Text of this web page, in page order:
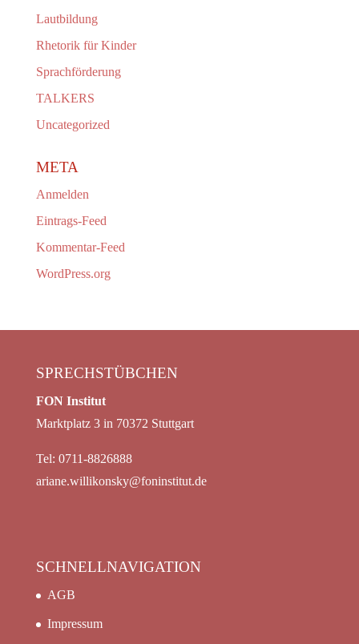
Lautbildung
Rhetorik für Kinder
Sprachförderung
TALKERS
Uncategorized
META
Anmelden
Eintrags-Feed
Kommentar-Feed
WordPress.org
SPRECHSTÜBCHEN
FON Institut
Marktplatz 3 in 70372 Stuttgart
Tel: 0711-8826888
ariane.willikonsky@foninstitut.de
SCHNELLNAVIGATION
AGB
Impressum